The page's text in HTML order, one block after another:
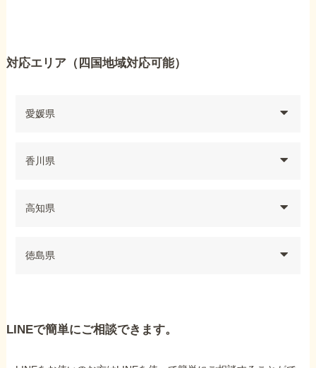
対応エリア（四国地域対応可能）
愛媛県
香川県
高知県
徳島県
LINEで簡単にご相談できます。